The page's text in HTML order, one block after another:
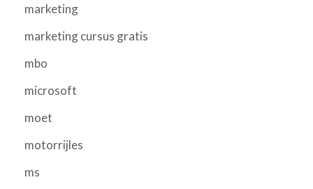
marketing
marketing cursus gratis
mbo
microsoft
moet
motorrijles
ms